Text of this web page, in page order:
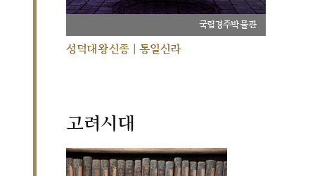
국립경주박물관
성덕대왕신종 | 통일신라
고려시대